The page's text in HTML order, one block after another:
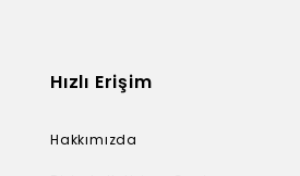
Hızlı Erişim
Hakkımızda